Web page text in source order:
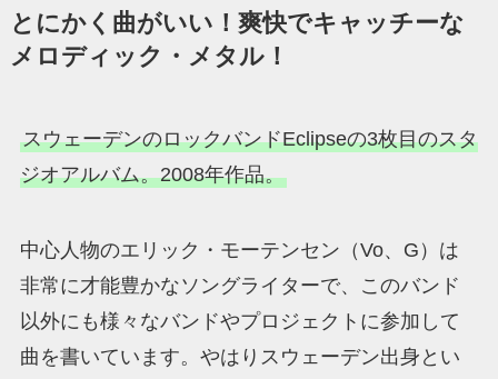
とにかく曲がいい！爽快でキャッチーな
メロディック・メタル！
スウェーデンのロックバンドEclipseの3枚目のスタ
ジオアルバム。2008年作品。
中心人物のエリック・モーテンセン（Vo、G）は
非常に才能豊かなソングライターで、このバンド
以外にも様々なバンドやプロジェクトに参加して
曲を書いています。やはりスウェーデン出身とい